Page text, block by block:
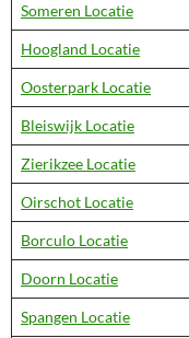
Someren Locatie
Hoogland Locatie
Oosterpark Locatie
Bleiswijk Locatie
Zierikzee Locatie
Oirschot Locatie
Borculo Locatie
Doorn Locatie
Spangen Locatie